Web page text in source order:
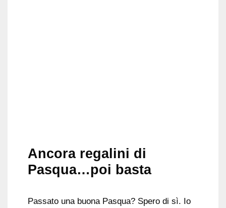
Ancora regalini di
Pasqua…poi basta
Passato una buona Pasqua? Spero di sì. Io